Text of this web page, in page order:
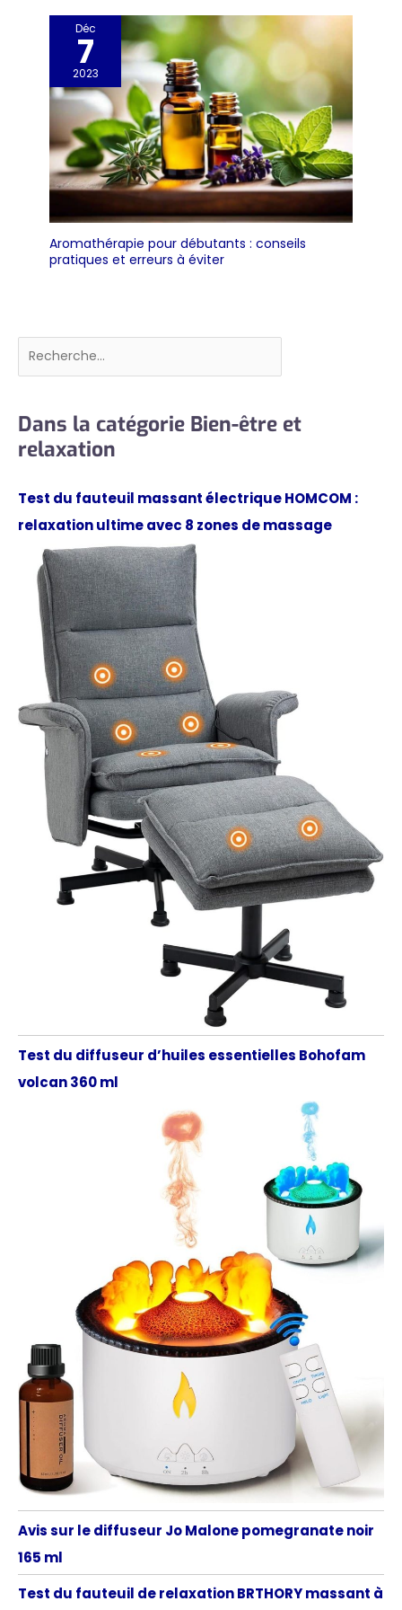
Déc
7
2023
Aromathérapie pour débutants : conseils
pratiques et erreurs à éviter
Rechercher
Dans la catégorie Bien-être et
relaxation
Test du fauteuil massant électrique HOMCOM :
relaxation ultime avec 8 zones de massage
Test du diffuseur d’huiles essentielles Bohofam
volcan 360 ml
Avis sur le diffuseur Jo Malone pomegranate noir
165 ml
Test du fauteuil de relaxation BRTHORY massant à